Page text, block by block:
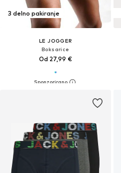
3 delno pakiranje
LE JOGGER
Boksarice
Od 27,99 €